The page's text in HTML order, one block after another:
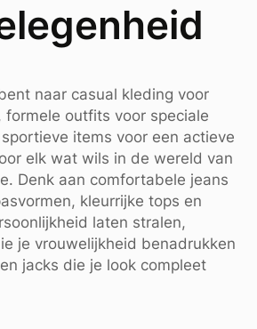
naar casual kleding voor
formele outfits voor speciale
items voor een actieve
elk wat wils in de wereld van
Denk aan comfortabele jeans
kleurrijke tops en
laten stralen,
je vrouwelijkheid benadrukken
jacks die je look compleet